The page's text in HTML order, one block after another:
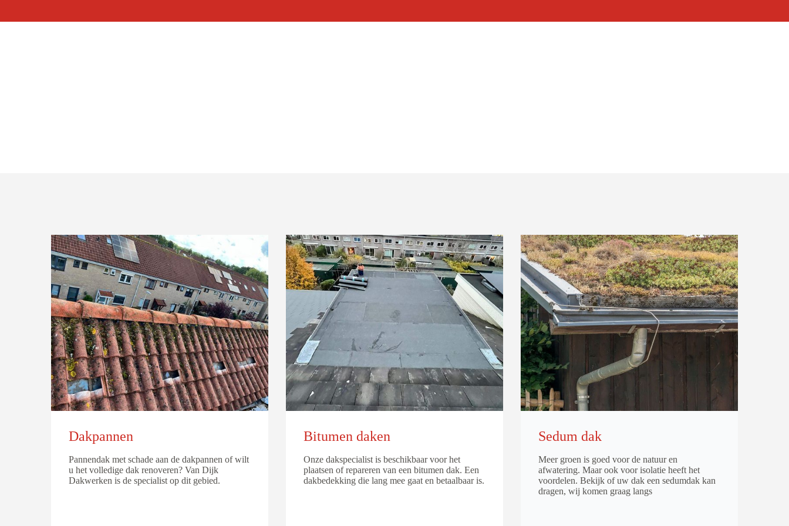
Dakpannen
Pannendak met schade aan de dakpannen of wilt
u het volledige dak renoveren? Van Dijk
Dakwerken is de specialist op dit gebied.
Bitumen daken
Onze dakspecialist is beschikbaar voor het
plaatsen of repareren van een bitumen dak. Een
dakbedekking die lang mee gaat en betaalbaar is.
Sedum dak
Meer groen is goed voor de natuur en
afwatering. Maar ook voor isolatie heeft het
voordelen. Bekijk of uw dak een sedumdak kan
dragen, wij komen graag langs